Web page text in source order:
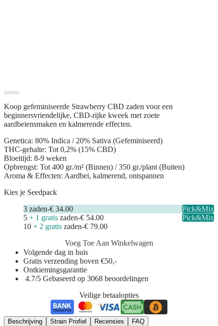
Koop gefeminiseerde Strawberry CBD zaden voor een
beginnersvriendelijke, CBD-rijke kweek met zoete
aardbeiensmaken en kalmerende effecten.
Genetica: 80% Indica / 20% Sativa (Gefeminiseerd)
THC-gehalte: Tot 0,2% (15% CBD)
Bloeitijd: 8-9 weken
Opbrengst: Tot 400 gr./m² (Binnen) / 350 gr./plant (Buiten)
Aroma & Effecten: Aardbei, kalmerend, ontspannen
Kies je Seedpack
3 zaden-€ 34.00
Pick&Mix
5 + 1 gratis zaden-€ 54.00
Pick&Mix
10 + 2 gratis zaden-€ 79.00
Voeg Toe Aan Winkelwagen
Volgende dag in huis
Gratis verzending boven €50,-
Ontkiemingsgarantie
4.7/5 Gebaseerd op 3068 beoordelingen
Veilige betaalopties
Beschrijving Strain Profiel Recensies FAQ